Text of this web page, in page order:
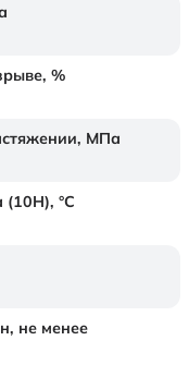
%
МПа
(10Н), °C
не менее